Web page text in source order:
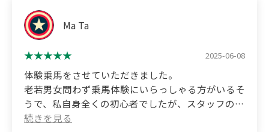
After learning basic stance and how to change
direction, I was able to try guiding the horse in
circles and riding at a slightly faster pace (trot). It
After the experience, you can feed the horses
carrots and interact with them. Love-chan, the
horse I rode this time, was a very gentle horse, and
またこの方面に来る機会があれば、ぜひ立ち寄りた
いと思います！
(Translated by Google)
I had the opportunity to experience horseback
riding with my daughter.
Even though it was hot, the instructors were very
The staff explained everything to me carefully,
and the horses were adorable, so I was very
satisfied.
Ma Ta
2025-06-08
体験乗馬をさせていただきました。
老若男女問わず乗馬体験にいらっしゃる方がいるそ
うで、私自身全くの初心者でしたが、スタッフの方
がとても丁寧に教えてくださって、とても良い体験